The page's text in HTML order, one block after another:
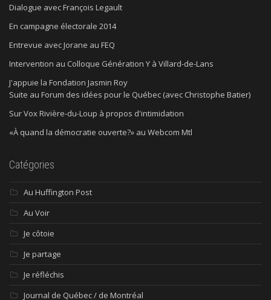
Dialogue avec François Legault
En campagne électorale 2014
Entrevue avec Jorane au FEQ
Intervention au Colloque Génération Y à Villard-de-Lans
J'appuie la Fondation Jasmin Roy
Suite au Forum des idées pour le Québec (avec Christophe Batier)
Sur Vox Rivière-du-Loup à propos d'intimidation
«À quand la démocratie ouverte?» au Webcom Mtl
Catégories
Au Huffington Post
Au Voir
Je côtoie
Je partage
Je réfléchis
Journal de Québec / de Montréal